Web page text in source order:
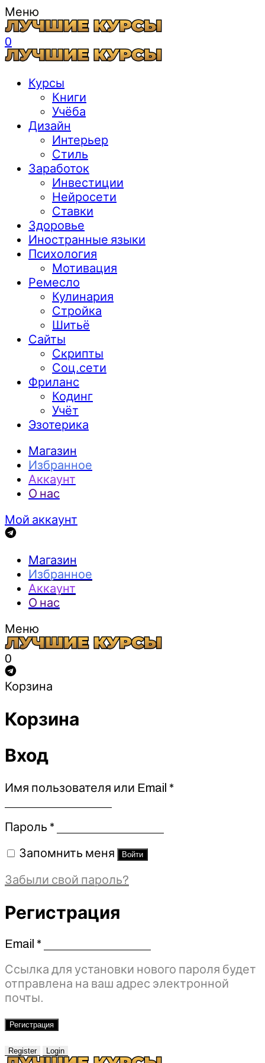
Меню
0
Курсы
Книги
Учёба
Дизайн
Интерьер
Стиль
Заработок
Инвестиции
Нейросети
Ставки
Здоровье
Иностранные языки
Психология
Мотивация
Ремесло
Кулинария
Стройка
Шитьё
Сайты
Скрипты
Соц.сети
Фриланс
Кодинг
Учёт
Эзотерика
Магазин
Избранное
Аккаунт
О нас
Мой аккаунт
Магазин
Избранное
Аккаунт
О нас
Меню
0
Корзина
Корзина
Вход
Имя пользователя или Email *Обязательно
Пароль *Обязательно
Запомнить меня Войти
Забыли свой пароль?
Регистрация
Email *Обязательно
Ссылка для установки нового пароля будет
отправлена ​​на ваш адрес электронной
почты.
Регистрация
Register Login